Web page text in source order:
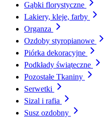
Gąbki florystyczne
Lakiery, kleje, farby
Organza
Ozdoby styropianowe
Piórka dekoracyjne
Podkłady świąteczne
Pozostałe Tkaniny
Serwetki
Sizal i rafia
Susz ozdobny